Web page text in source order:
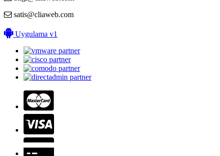
satis@cliaweb.com
Uygulama v1